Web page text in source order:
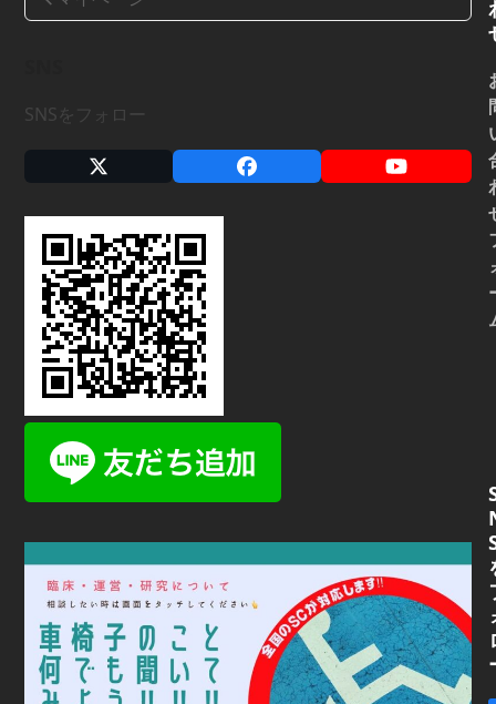
SNSをフォロー
X Facebook YouTube